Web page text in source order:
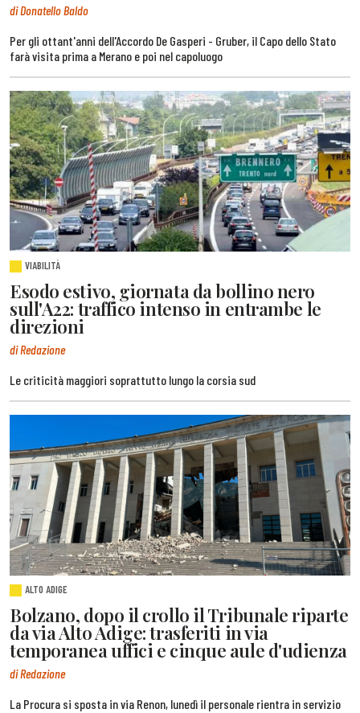
di Donatello Baldo
Per gli ottant'anni dell'Accordo De Gasperi - Gruber, il Capo dello Stato
farà visita prima a Merano e poi nel capoluogo
VIABILITÀ
Esodo estivo, giornata da bollino nero
sull'A22: traffico intenso in entrambe le
direzioni
di Redazione
Le criticità maggiori soprattutto lungo la corsia sud
ALTO ADIGE
Bolzano, dopo il crollo il Tribunale riparte
da via Alto Adige: trasferiti in via
temporanea uffici e cinque aule d'udienza
di Redazione
La Procura si sposta in via Renon, lunedì il personale rientra in servizio